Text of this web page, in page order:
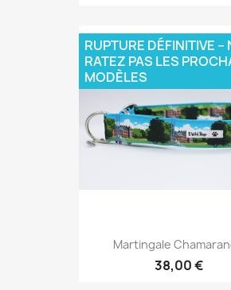
Martingale
38,00 €
RUPTURE DÉFINITIVE –
RATEZ PAS LES
MODÈLES